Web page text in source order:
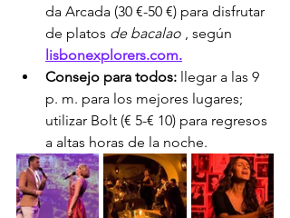
da Arcada (30 €-50 €) para disfrutar
de platos de bacalao , según
lisbonexplorers.com.
Consejo para todos: llegar a las 9
p. m. para los mejores lugares;
utilizar Bolt (€ 5-€ 10) para regresos
a altas horas de la noche.